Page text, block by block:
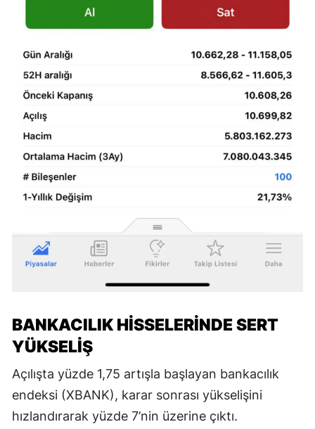
BANKACILIK HİSSELERİNDE SERT
YÜKSELİŞ
Açılışta yüzde 1,75 artışla başlayan bankacılık
endeksi (XBANK), karar sonrası yükselişini
hızlandırarak yüzde 7’nin üzerine çıktı.